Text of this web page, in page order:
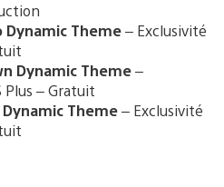
Dynamic Theme– Exclusivité
Dynamic Theme–
Plus – Gratuit
Theme– Exclusivité